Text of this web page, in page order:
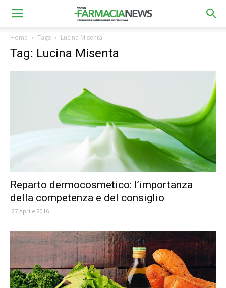
Home Tags Lucina Misenta
Tag: Lucina Misenta
Reparto dermocosmetico: l’importanza
della competenza e del consiglio
27 Aprile 2016